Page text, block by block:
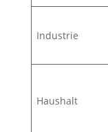
Industrie
Haushalt